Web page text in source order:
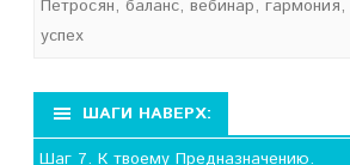
Петросян, баланс, вебинар, гармония,
успех
ШАГИ НАВЕРХ:
Шаг 7. К твоему Предназначению.